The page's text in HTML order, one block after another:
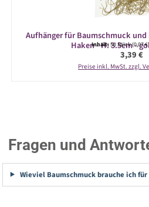
Aufhänger für Baumschmuck
Haken - H: 3.5cm -
Inhalt:50 Stück(0,07
3,39 €
Preise inkl. MwSt. zzgl.
Fragen und
Wieviel Baumschmuck brauche ich